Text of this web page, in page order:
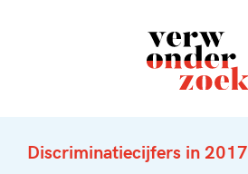
Discriminatiecijfers in 2017